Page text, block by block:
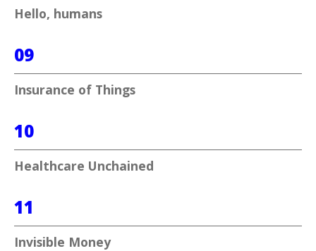
Hello, humans
09
Insurance of Things
10
Healthcare Unchained
11
Invisible Money